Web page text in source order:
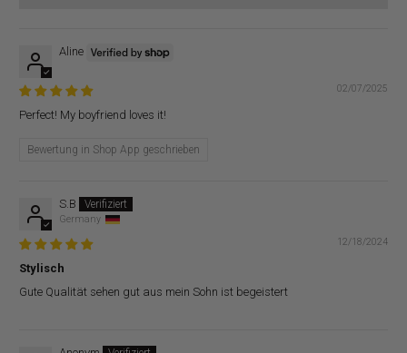
Aline
02/07/2025
Perfect! My boyfriend loves it!
Bewertung in Shop App geschrieben
S.B
Germany
12/18/2024
Stylisch
Gute Qualität sehen gut aus mein Sohn ist begeistert